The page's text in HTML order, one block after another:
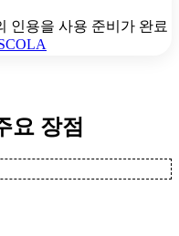
인용을 사용 준비가 완료
요 장점